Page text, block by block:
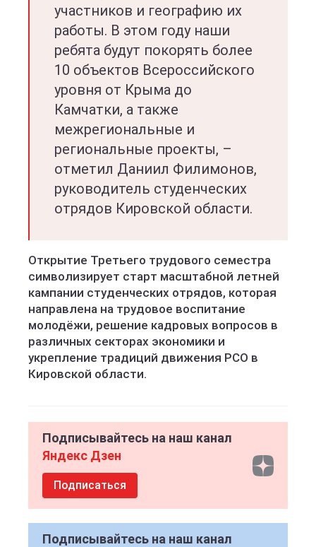
участников и географию их
работы. В этом году наши
ребята будут покорять более
10 объектов Всероссийского
уровня от Крыма до
Камчатки, а также
межрегиональные и
региональные проекты, –
отметил Даниил Филимонов,
руководитель студенческих
отрядов Кировской области.
Открытие Третьего трудового семестра
символизирует старт масштабной летней
кампании студенческих отрядов, которая
направлена на трудовое воспитание
молодёжи, решение кадровых вопросов в
различных секторах экономики и
укрепление традиций движения РСО в
Кировской области.
Подписывайтесь на наш канал
Яндекс Дзен
Подписаться
Подписывайтесь на наш канал